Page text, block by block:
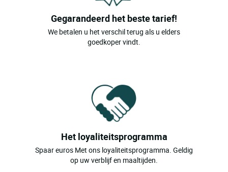
Gegarandeerd het beste tarief!
We betalen u het verschil terug als u elders
goedkoper vindt.
Het loyaliteitsprogramma
Spaar euros Met ons loyaliteitsprogramma. Geldig
op uw verblijf en maaltijden.